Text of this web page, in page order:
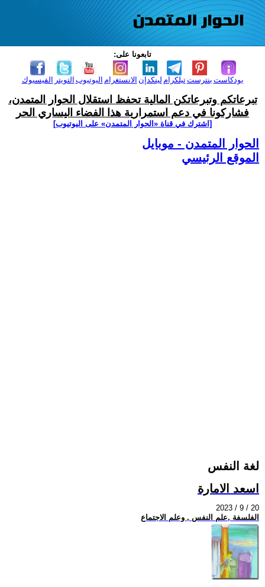
تابعونا على:
الفيسبوك التويتر اليوتيوب الانستغرام لينكدإن تيلكرامبنترست بودكاست
تبرعاتكم وتبرعاتكن المالية تحفظ استقلال الحوار المتمدن،
فشاركونا في دعم استمرارية هذا الفضاء اليساري الحر
[اشترك في قناة ‫«الحوار المتمدن» على اليوتيوب]
الحوار المتمدن - موبايل
الموقع الرئيسي
لغة النفس
اسعد الامارة
2023 / 9 / 20
الفلسفة ,علم النفس , وعلم الاجتماع